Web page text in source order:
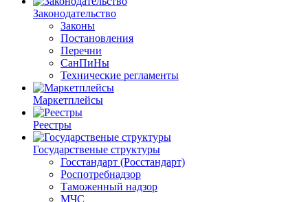
Законодательство
Законы
Постановления
Перечни
СанПиНы
Технические регламенты
Маркетплейсы
Реестры
Государственые структуры
Госстандарт (Росстандарт)
Роспотребнадзор
Таможенный надзор
МЧС